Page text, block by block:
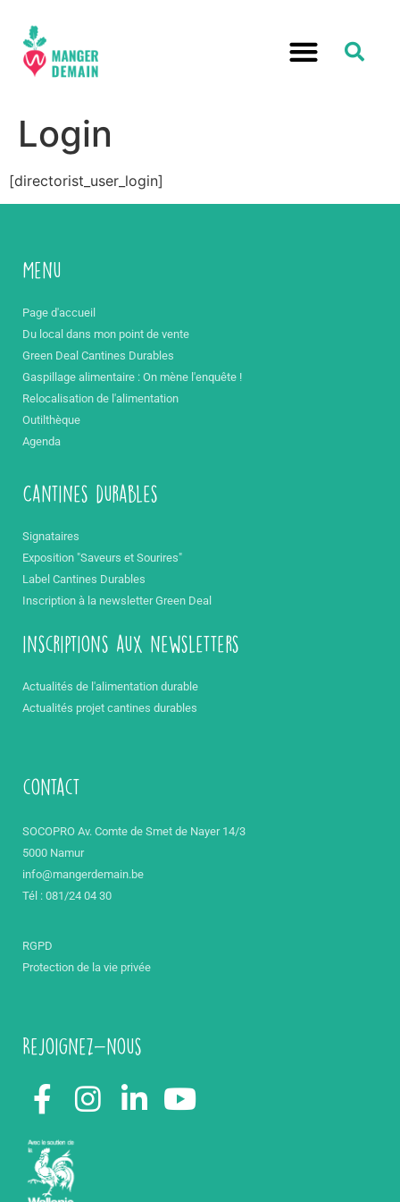
Login
[directorist_user_login]
Menu
Page d'accueil
Du local dans mon point de vente
Green Deal Cantines Durables
Gaspillage alimentaire : On mène l'enquête !
Relocalisation de l'alimentation
Outilthèque
Agenda
Cantines durables
Signataires
Exposition "Saveurs et Sourires"
Label Cantines Durables
Inscription à la newsletter Green Deal
inscriptions aux newsletters
Actualités de l'alimentation durable
Actualités projet cantines durables
contact
SOCOPRO Av. Comte de Smet de Nayer 14/3
5000 Namur
info@mangerdemain.be
Tél : 081/24 04 30
RGPD
Protection de la vie privée
Rejoignez-nous